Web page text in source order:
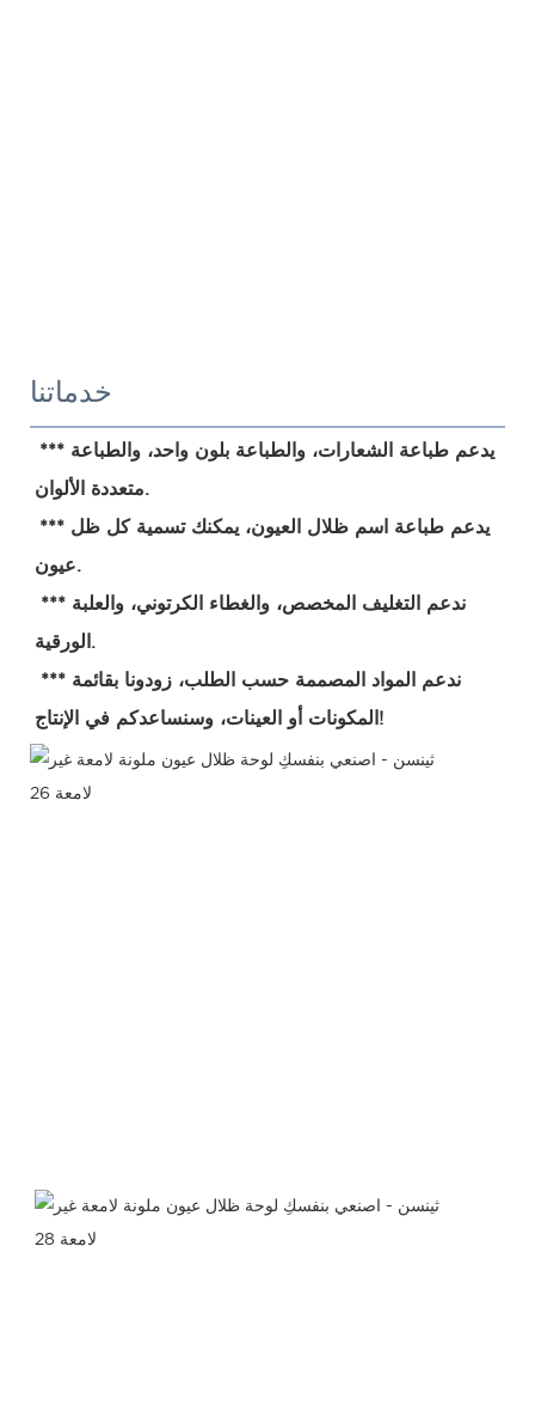
خدماتنا
***يدعم طباعة الشعارات، والطباعة بلون واحد، والطباعة
متعددة الألوان.
***يدعم طباعة اسم ظلال العيون، يمكنك تسمية كل ظل
عيون.
الورقية.
المكونات أو العينات، وسنساعدكم في الإنتاج!